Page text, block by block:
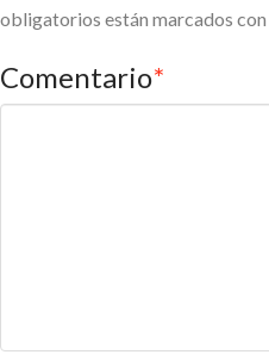
obligatorios están marcados con
Comentario*